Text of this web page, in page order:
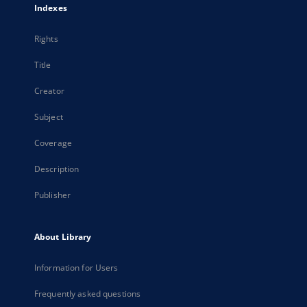
Indexes
Rights
Title
Creator
Subject
Coverage
Description
Publisher
About Library
Information for Users
Frequently asked questions